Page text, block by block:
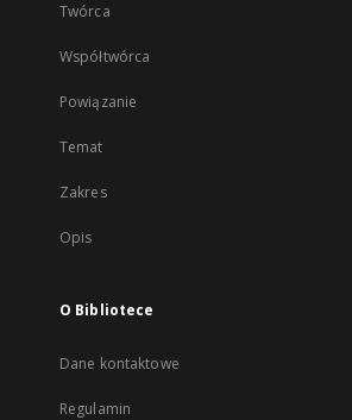
Twórca
Współtwórca
Powiązanie
Temat
Zakres
Opis
O Bibliotece
Dane kontaktowe
Regulamin